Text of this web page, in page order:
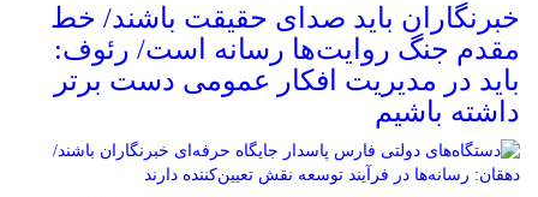
خبرنگاران باید صدای حقیقت باشند/ خط
مقدم جنگ روایت‌ها رسانه است/ رئوف:
باید در مدیریت افکار عمومی دست برتر
داشته باشیم